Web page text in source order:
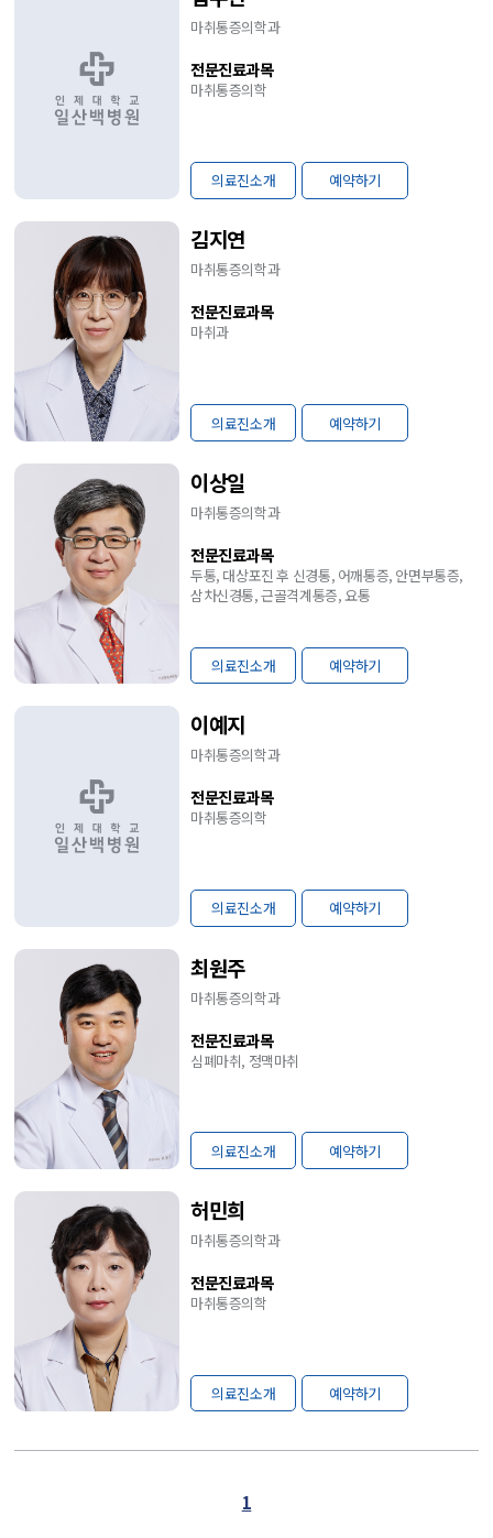
마취통증의학과
전문진료과목
마취통증의학
의료진소개 예약하기
김지연
마취통증의학과
전문진료과목
마취과
의료진소개 예약하기
이상일
마취통증의학과
전문진료과목
두통, 대상포진 후 신경통, 어깨통증, 안면부통증,
삼차신경통, 근골격계통증, 요통
의료진소개 예약하기
이예지
마취통증의학과
전문진료과목
마취통증의학
의료진소개 예약하기
최원주
마취통증의학과
전문진료과목
심폐마취, 정맥마취
의료진소개 예약하기
허민희
마취통증의학과
전문진료과목
마취통증의학
의료진소개 예약하기
1